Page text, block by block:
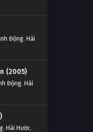
Động, Hài
(2005)
Động, Hài
, Hài Hước,